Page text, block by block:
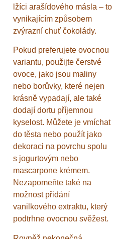
lžíci arašídového másla – to
vynikajícím způsobem
zvýrazní chuť čokolády.
Pokud preferujete ovocnou
variantu, použijte čerstvé
ovoce, jako jsou maliny
nebo borůvky, které nejen
krásně vypadají, ale také
dodají dortu příjemnou
kyselost. Můžete je vmíchat
do těsta nebo použít jako
dekoraci na povrchu spolu
s jogurtovým nebo
mascarpone krémem.
Nezapomeňte také na
možnost přidání
vanilkového extraktu, který
podtrhne ovocnou svěžest.